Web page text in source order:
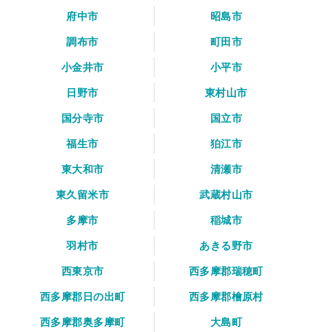
府中市
昭島市
調布市
町田市
小金井市
小平市
日野市
東村山市
国分寺市
国立市
福生市
狛江市
東大和市
清瀬市
東久留米市
武蔵村山市
多摩市
稲城市
羽村市
あきる野市
西東京市
西多摩郡瑞穂町
西多摩郡日の出町
西多摩郡檜原村
西多摩郡奥多摩町
大島町